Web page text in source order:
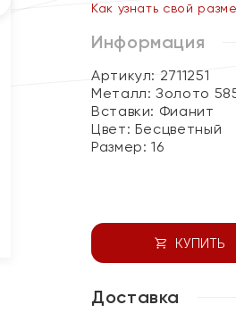
Как узнать свой
Информация
Артикул: 2711251
Металл:Золото
Вставки: Фианит
Цвет: Бесцветный
Размер:16
КУПИТЬ
Доставка